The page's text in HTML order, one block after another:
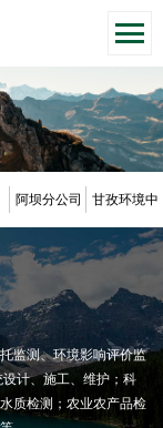
阿坝分公司 甘孜环境中
心
监测、环境影响评价监
计、施工、维护；科
质检测；农业农产品检